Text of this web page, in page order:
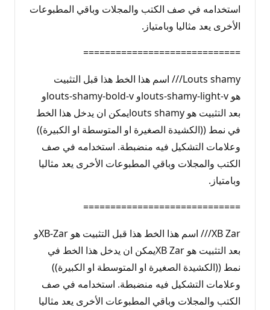
استخدامه في صف الكتب والمجلات وباقي المطبوعات
الأخرى يعد مثاليا وبامتياز.
=============================
Louts shamy/// اسم هذا الخط هذا قبل التثبيت
هو louts-shamy-light-vو louts-shamy-bold-vو
بعد التثبيت هو louts shamyيمكن ان يدخل هذا الخط
في نمط ((الكشيدة الصغيرة او المتوسطة او الكبيرة))
وعلامات التشكيل فيه منضبطة. استخدامه في صف
الكتب والمجلات وباقي المطبوعات الأخرى يعد مثاليا
وبامتياز.
=============================
XB Zar/// اسم هذا الخط هذا قبل التثبيت هو XB-Zarو
بعد التثبيت هو XB Zarيمكن ان يدخل هذا الخط في
نمط ((الكشيدة الصغيرة او المتوسطة او الكبيرة))
وعلامات التشكيل فيه منضبطة. استخدامه في صف
الكتب والمجلات وباقي المطبوعات الأخرى يعد مثاليا